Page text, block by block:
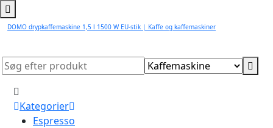
DOMO drypkaffemaskine 1,5 l 1500 W EU-stik | Kaffe og kaffemaskiner
Kategorier
Espresso